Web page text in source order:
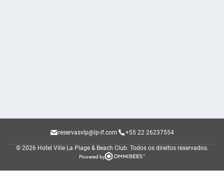
reservasvlp@lp-lf.com +55 22 26237554
© 2026 Hotel Ville La Plage & Beach Club. Todos os direitos reservados.
Powered by